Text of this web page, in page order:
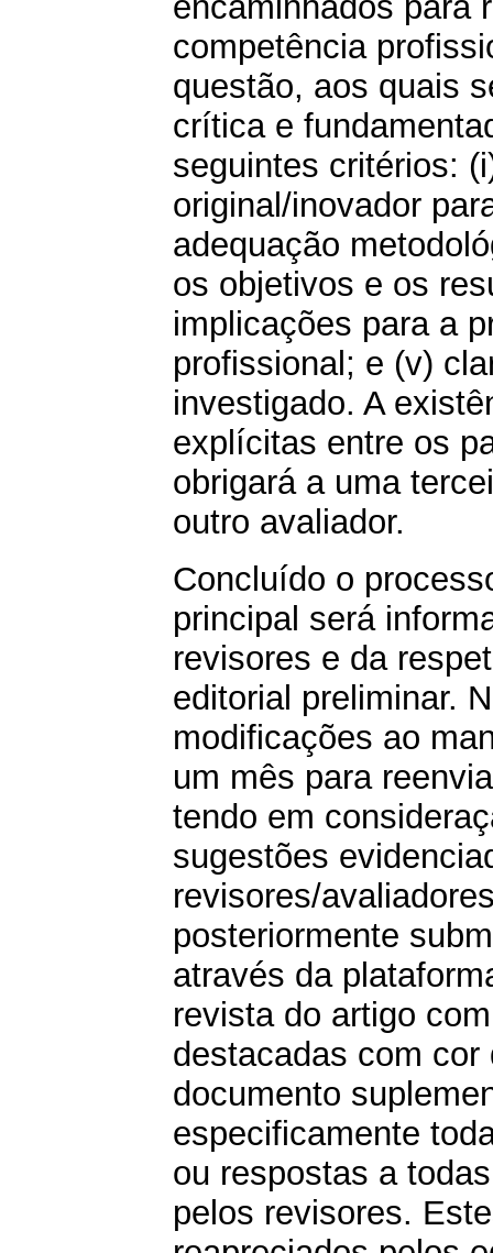
competência
questão, aos quais
crítica e
seguintes critérios:
original/inovador
adequação
os objetivos e os
implicações para a
profissional; e (v)
investigado. A
explícitas entre os
obrigará a uma
outro avaliador.
Concluído o
principal será
revisores e da
editorial preliminar.
modificações ao
um mês para
tendo em
sugestões
revisores/
posteriormente
através da
revista do artigo
destacadas com
documento
especificamente
ou respostas a
pelos revisores.